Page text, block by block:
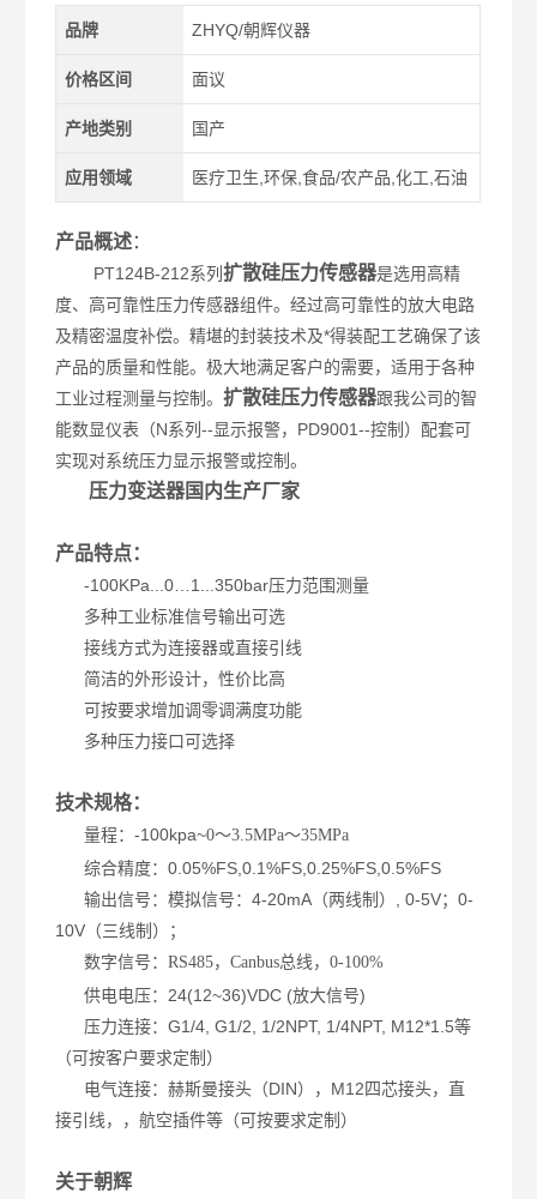
品牌 ZHYQ/朝辉仪器
价格区间 面议
产地类别 国产
应用领域 医疗卫生,环保,食品/农产品,化工,石油
产品概述：
PT124B-212系列扩散硅压力传感器是选用高精
度、高可靠性压力传感器组件。经过高可靠性的放大电路
及精密温度补偿。精堪的封装技术及*得装配工艺确保了该
产品的质量和性能。极大地满足客户的需要，适用于各种
工业过程测量与控制。扩散硅压力传感器跟我公司的智
能数显仪表（N系列--显示报警，PD9001--控制）配套可
实现对系统压力显示报警或控制。
压力变送器国内生产厂家
产品特点：
-100KPa...0…1...350bar压力范围测量
多种工业标准信号输出可选
接线方式为连接器或直接引线
简洁的外形设计，性价比高
可按要求增加调零调满度功能
多种压力接口可选择
技术规格：
量程：-100kpa~0～3.5MPa～35MPa
综合精度：0.05%FS,0.1%FS,0.25%FS,0.5%FS
输出信号：模拟信号：4-20mA（两线制）, 0-5V；0-
10V（三线制）；
数字信号：RS485，Canbus总线，0-100%
供电电压：24(12~36)VDC (放大信号)
压力连接：G1/4, G1/2, 1/2NPT, 1/4NPT, M12*1.5等
（可按客户要求定制）
电气连接：赫斯曼接头（DIN），M12四芯接头，直
接引线，，航空插件等（可按要求定制）
关于朝辉